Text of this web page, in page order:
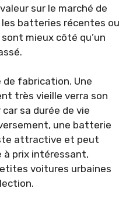
sur le marché de
les batteries récentes ou
mieux côté qu’un
fabrication. Une
très vieille verra son
sa durée de vie
une batterie
attractive et peut
à prix intéressant,
voitures urbaines